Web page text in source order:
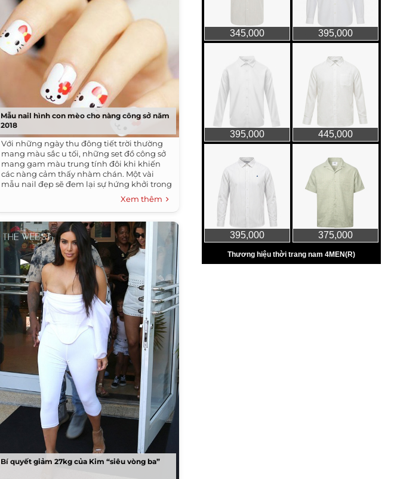
Mẫu nail hình con mèo cho nàng công sở năm
2018
Với những ngày thu đông tiết trời thường
mang màu sắc u tối, những set đồ công sở
mang gam màu trung tính đôi khi khiến
các nàng cảm thấy nhàm chán. Một vài
mẫu nail đẹp sẽ đem lại sự hứng khởi trong
công việc và mẫu nail hình con mèo là lựa
Xem thêm
Bí quyết giảm 27kg của Kim “siêu vòng ba”